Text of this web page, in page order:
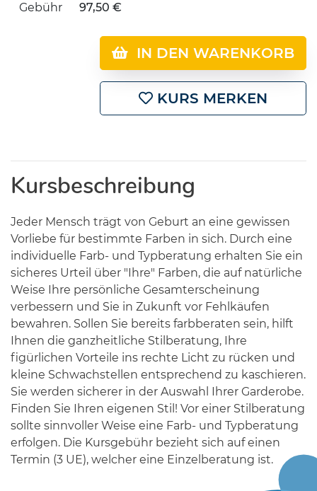
Gebühr 97,50 €
IN DEN WARENKORB
KURS MERKEN
Kursbeschreibung
Jeder Mensch trägt von Geburt an eine gewissen
Vorliebe für bestimmte Farben in sich. Durch eine
individuelle Farb- und Typberatung erhalten Sie ein
sicheres Urteil über "Ihre" Farben, die auf natürliche
Weise Ihre persönliche Gesamterscheinung
verbessern und Sie in Zukunft vor Fehlkäufen
bewahren. Sollen Sie bereits farbberaten sein, hilft
Ihnen die ganzheitliche Stilberatung, Ihre
figürlichen Vorteile ins rechte Licht zu rücken und
kleine Schwachstellen entsprechend zu kaschieren.
Sie werden sicherer in der Auswahl Ihrer Garderobe.
Finden Sie Ihren eigenen Stil! Vor einer Stilberatung
sollte sinnvoller Weise eine Farb- und Typberatung
erfolgen. Die Kursgebühr bezieht sich auf einen
Termin (3 UE), welcher eine Einzelberatung ist.